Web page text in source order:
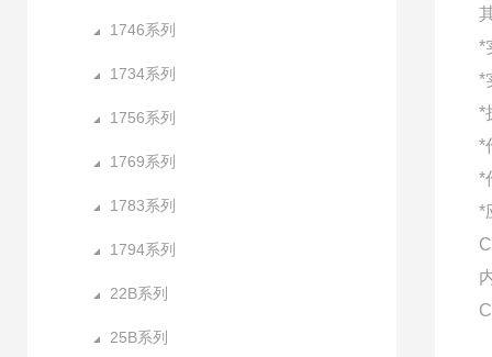
1746系列
1734系列
1756系列
1769系列
1783系列
1794系列
22B系列
25B系列
*
*
*
*
*
*